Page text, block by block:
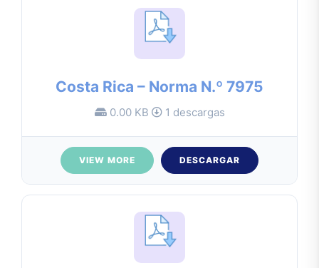
Costa Rica – Norma N.º 7975
0.00 KB 1 descargas
VIEW MORE DESCARGAR